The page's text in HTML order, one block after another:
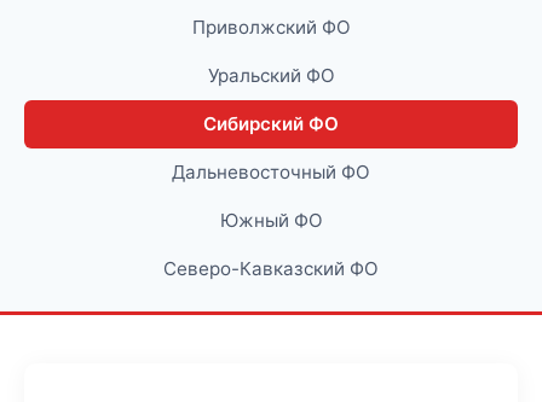
Приволжский ФО
Уральский ФО
Сибирский ФО
Дальневосточный ФО
Южный ФО
Северо-Кавказский ФО